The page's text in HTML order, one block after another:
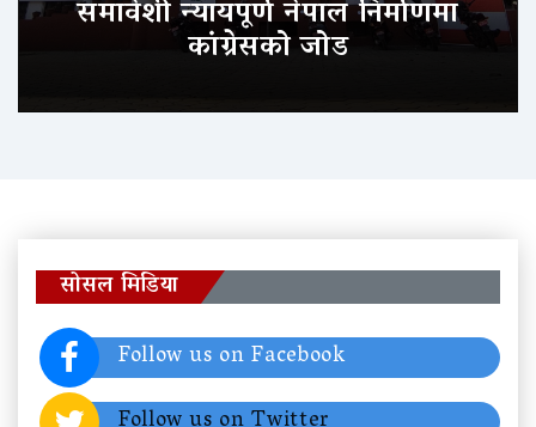
समावेशी न्यायपूर्ण नेपाल निर्माणमा
कांग्रेसको जोड
सोसल मिडिया
Follow us on Facebook